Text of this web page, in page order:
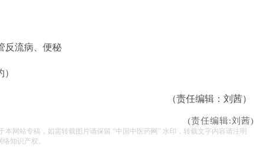
反流病、便秘
（责任编辑：刘茜）
(责任编辑:刘茜)
网站专稿，如需转载图片请保留 “中国中医药网” 水印，转载文字内容请注明
知识产权。